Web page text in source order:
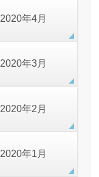
2020年4月
2020年3月
2020年2月
2020年1月